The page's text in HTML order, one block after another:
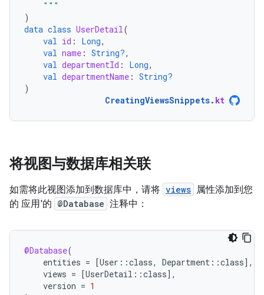
    """
)
data class UserDetail(
val id : Long,
val name : String?,
val departmentId : Long,
val departmentName : String?
)
CreatingViewsSnippets. kt
将视图与数据库相关联
如需将此视图添加到数据库中，请将 views 属性添加到您
的 应用'的 @Database 注释中：
@Database(
entities = [User ::class, Department ::class] ,
views = [UserDetail ::class] ,
version = 1